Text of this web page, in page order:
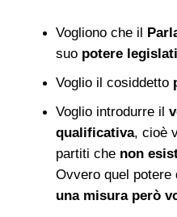
Vogliono che il
suo potere
Voglio il cosiddetto
Voglio introdurre il
qualificativa, cioè
partiti che non
Ovvero quel potere
una misura però